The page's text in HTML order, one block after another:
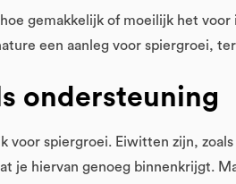
gemakkelijk of moeilijk het
een aanleg voor spiergroei,
ondersteuning
voor spiergroei. Eiwitten zijn,
je hiervan genoeg binnenkrijgt.